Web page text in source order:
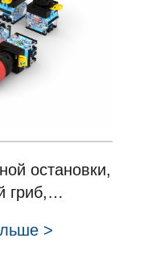
остановки,
гриб,
KA-
>